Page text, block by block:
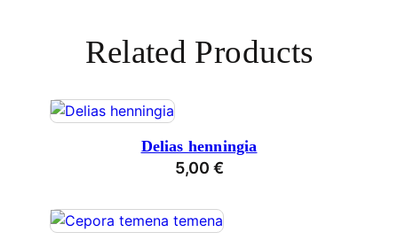
Related Products
Delias henningia
5,00 €